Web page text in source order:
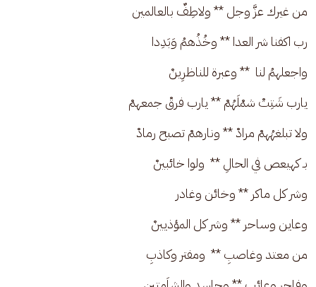
من غيرك عزَّ وجل ** ولاطِفٌ بالعالمين
رب اكفنا شر العدا ** وخُذُهمُ وَبَدِدا
واجعلهمُ لنا  ** وعبرة للناظرِينْ
يارب شَتِتْ شمْلَهُمْ ** يارب فرقْ جمعهمْ
ولا تبلغهُهمْ مرادْ ** ونارهمْ تصبح رمادْ
بـ كهيعص في الحالِ **  ولوا خائبينْ
وشر كل ماكر ** وخائن وغادر
وعاين وساحر ** وشر كل المؤذيينْ
من معتد وغاصبِ **  ومفتر وكاذبِ